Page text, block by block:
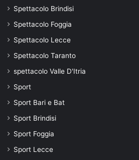
Spettacolo Brindisi
Spettacolo Foggia
Spettacolo Lecce
Spettacolo Taranto
spettacolo Valle D'Itria
Sport
Sport Bari e Bat
Sport Brindisi
Sport Foggia
Sport Lecce